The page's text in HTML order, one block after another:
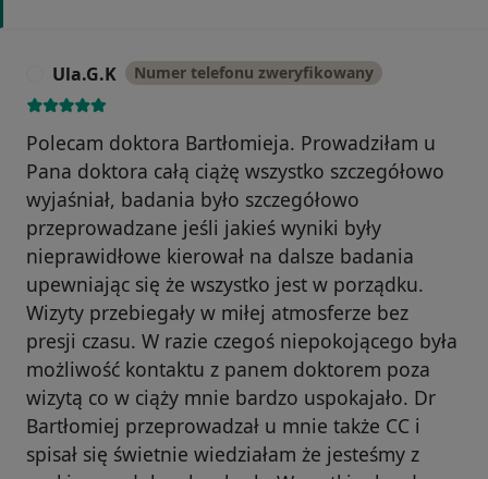
Ula.G.K Numer telefonu zweryfikowany
Polecam doktora Bartłomieja. Prowadziłam u
Pana doktora całą ciążę wszystko szczegółowo
wyjaśniał, badania było szczegółowo
przeprowadzane jeśli jakieś wyniki były
nieprawidłowe kierował na dalsze badania
upewniając się że wszystko jest w porządku.
Wizyty przebiegały w miłej atmosferze bez
presji czasu. W razie czegoś niepokojącego była
możliwość kontaktu z panem doktorem poza
wizytą co w ciąży mnie bardzo uspokajało. Dr
Bartłomiej przeprowadzał u mnie także CC i
spisał się świetnie wiedziałam że jesteśmy z